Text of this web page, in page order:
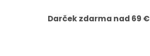
Darček zdarma nad 69 €